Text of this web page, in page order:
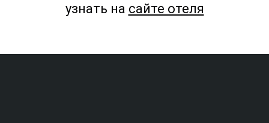
узнать на сайте отеля